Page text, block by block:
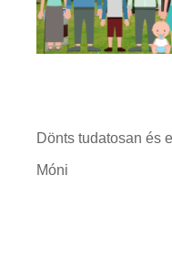
Dönts tudatosan és
Móni